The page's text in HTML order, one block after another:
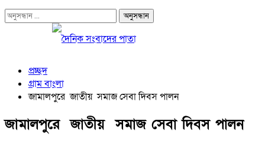
প্রচ্ছদ
গ্রাম বাংলা
জামালপুরে জাতীয় সমাজ সেবা দিবস পালন
জামালপুরে জাতীয় সমাজ সেবা দিবস পালন